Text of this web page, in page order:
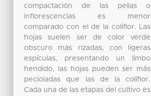
compactación de las pellas o
inflorescencias es menor
comparado con el de la coliflor. Las
hojas suelen ser de color verde
obscuro más rizadas, con ligeras
espículas, presentando un limbo
hendido, las hojas pueden ser más
pecioladas que las de la coliflor.
Cada una de las etapas del cultivo es